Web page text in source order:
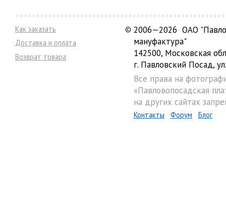
Как заказать
Доставка и оплата
Возврат товара
© 2006—2026 ОАО
мануфактура"
142500, Московская
г. Павловский Посад,
Все права на
«Павловопосадская
на других сайтах
Контакты Форум Блог